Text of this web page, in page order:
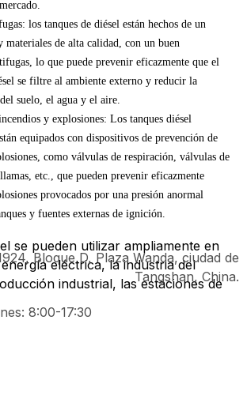
los tanques de diésel están hechos de un
materiales de alta calidad, con un buen
lo que puede prevenir eficazmente que el
se filtre al ambiente externo y reducir la
suelo, el agua y el aire.
y explosiones: Los tanques diésel
equipados con dispositivos de prevención de
como válvulas de respiración, válvulas de
etc., que pueden prevenir eficazmente
provocados por una presión anormal
y fuentes externas de ignición.
se pueden utilizar ampliamente en
eléctrica, la industria del
industrial, las estaciones de
Bloque D, Plaza Wanda, ciudad de
Tangshan, China.
8:00-17:30